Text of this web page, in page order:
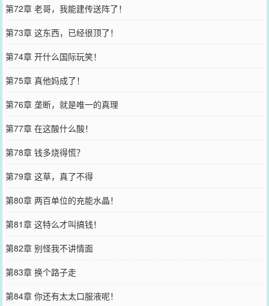
第72章 老哥，我能建传送阵了！
第73章 这东西，已经很顶了！
第74章 开什么国际玩笑！
第75章 真他妈成了！
第76章 垄断，就是唯一的真理
第77章 在这酸什么酸！
第78章 钱多烧得慌？
第79章 这草，真了不得
第80章 两百单位的充能水晶！
第81章 这特么才叫搞钱！
第82章 别怪我不讲情面
第83章 换个路子走
第84章 你还有太太口服液呢！